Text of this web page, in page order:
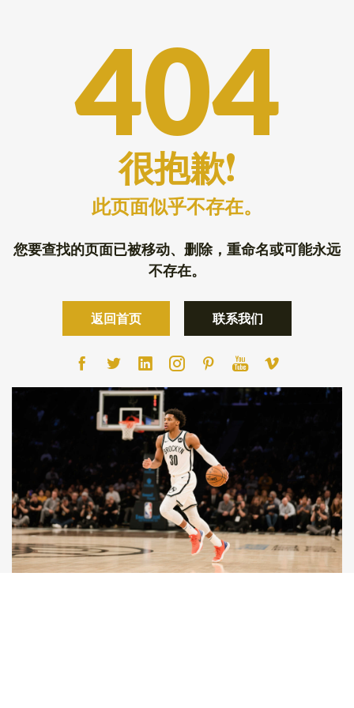
404
很抱歉!
此页面似乎不存在。
您要查找的页面已被移动、删除，重命名或可能永远
不存在。
返回首页 联系我们